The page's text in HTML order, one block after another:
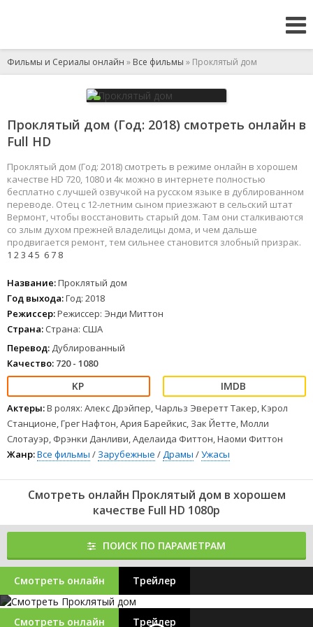
Фильмы и Сериалы онлайн » Все фильмы » Проклятый дом
Проклятый дом (Год: 2018) смотреть онлайн в
Full HD
Проклятый дом (Год: 2018) смотреть в режиме онлайн в хорошем
качестве HD 720, 1080 и 4к можно в интернете полностью
бесплатно с лучшей озвучкой на русском языке в дублированном
переводе. Отец с 12-летним сыном приезжают в сельский штат
Вермонт, чтобы восстановить старый дом. Там они сталкиваются
со злым духом прежней владелицы дома, и чем дальше
продвигается ремонт, тем сильнее становится злобный призрак.
1 23 45 67 8
Название:Проклятый дом
Год выхода:Год: 2018
Режиссер:Режиссер: Энди Миттон
Страна: Страна: США
Перевод: Дублированный
Качество: 720 - 1080
Актеры:В ролях: Алекс Дрэйпер, Чарльз Эверетт Такер, Кэрол
Станционе, Грег Нафтон, Ария Барейкис, Зак Йетте, Молли
Слотауэр, Фрэнки Данливи, Аделаида Фиттон, Наоми Фиттон
Жанр:Все фильмы / Зарубежные /Драмы /Ужасы
Смотреть онлайн Проклятый дом в хорошем
качестве Full HD 1080p
ПОИСК ПО ПАРАМЕТРАМ
Смотреть онлайн Трейлер
Смотреть онлайн Трейлер